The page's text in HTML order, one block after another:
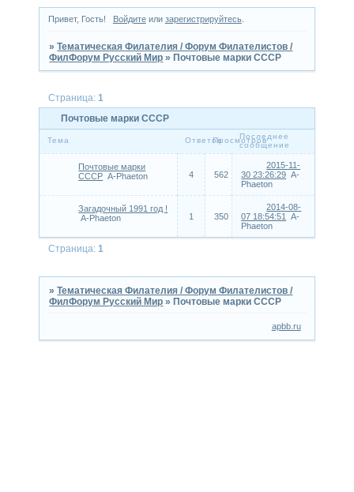
Привет, Гость! Войдитеили зарегистрируйтесь.
»Тематическая Филателия / Форум Филателистов /
ФилФорум Русский Мир »Почтовые марки СССР
Почтовые марки СССР
Страница:1
Тема ОтветовПросмотров
Последнее
сообщение
Почтовые марки
СССР A-Phaeton 4 562
2015-11-
30 23:26:29 A-
Phaeton
Загадочный 1991 год !
A-Phaeton
1 350
2014-08-
07 18:54:51
A-
Phaeton
Страница:1
»Тематическая Филателия / Форум Филателистов /
ФилФорум Русский Мир »Почтовые марки СССР
apbb.ru